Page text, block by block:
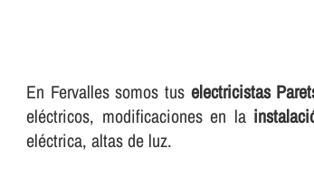
En Fervalles somos tus electricistas
eléctricos, modificaciones en la
eléctrica, altas de luz.